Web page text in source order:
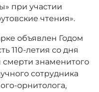
при участии
чтения».
объявлен Годом
110-летия со дня
знаменитого
сотрудника
орнитолога,